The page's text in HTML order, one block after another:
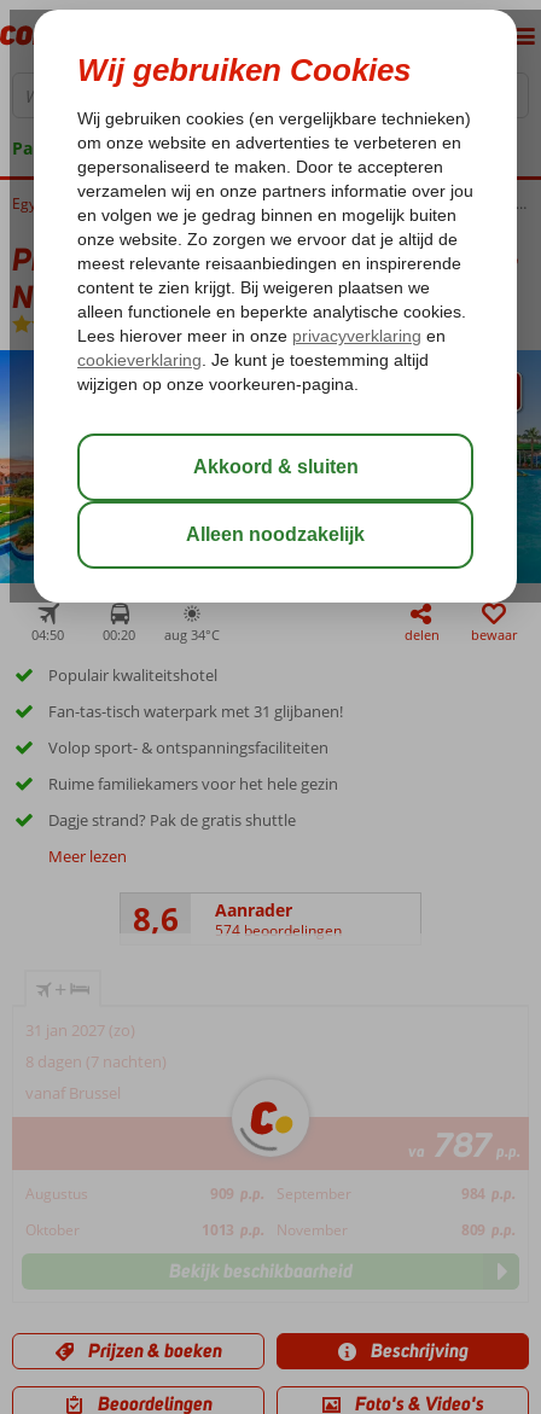
Pakketgarantie
Home Rode Zee Hurghada Hurghada-Stad Pickalbatros Jungle Aqua Park Resort – Neverland
Pickalbatros Jungle Aqua Park Resort –
Neverland
All Inclusive-Hotel
04:50 00:20 aug 34°C delen bewaar
Populair kwaliteitshotel
Fan-tas-tisch waterpark met 31 glijbanen!
Volop sport- & ontspanningsfaciliteiten
Ruime familiekamers voor het hele gezin
Dagje strand? Pak de gratis shuttle
Meer lezen
8,6 Aanrader
574 beoordelingen
+
31 jan 2027 (zo)
8 dagen (7 nachten)
vanaf Brussel
va 787 p.p.
Augustus 909 p.p. September 984 p.p.
Oktober
1013 p.p. November 809 p.p.
Bekijk beschikbaarheid
Prijzen & boeken Beschrijving
Beoordelingen Foto's & Video's